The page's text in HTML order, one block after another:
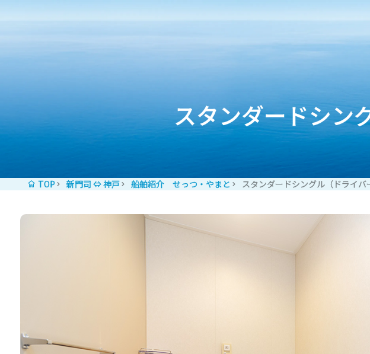
スタンダードシン
TOP 新門司 ⇔ 神戸 船舶紹介 せっつ・やまと スタンダードシングル（ドライバ